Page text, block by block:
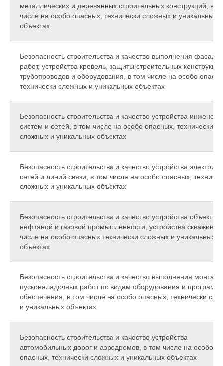
металлических и деревянных строительных конструкций, в
числе на особо опасных, технически сложных и уникальных
объектах
Безопасность строительства и качество выполнения
работ, устройства кровель, защиты строительных
трубопроводов и оборудования, в том числе на особо
технически сложных и уникальных объектах
Безопасность строительства и качество устройства
систем и сетей, в том числе на особо опасных, технически
сложных и уникальных объектах
Безопасность строительства и качество устройства
сетей и линий связи, в том числе на особо опасных,
сложных и уникальных объектах
Безопасность строительства и качество устройства объектов
нефтяной и газовой промышленности, устройства скважин, в
числе на особо опасных технически сложных и уникальных
объектах
Безопасность строительства и качество выполнения
пусконаладочных работ по видам оборудования и
обеспечения, в том числе на особо опасных, технически
и уникальных объектах
Безопасность строительства и качество устройства
автомобильных дорог и аэродромов, в том числе на особо
опасных, технически сложных и уникальных объектах